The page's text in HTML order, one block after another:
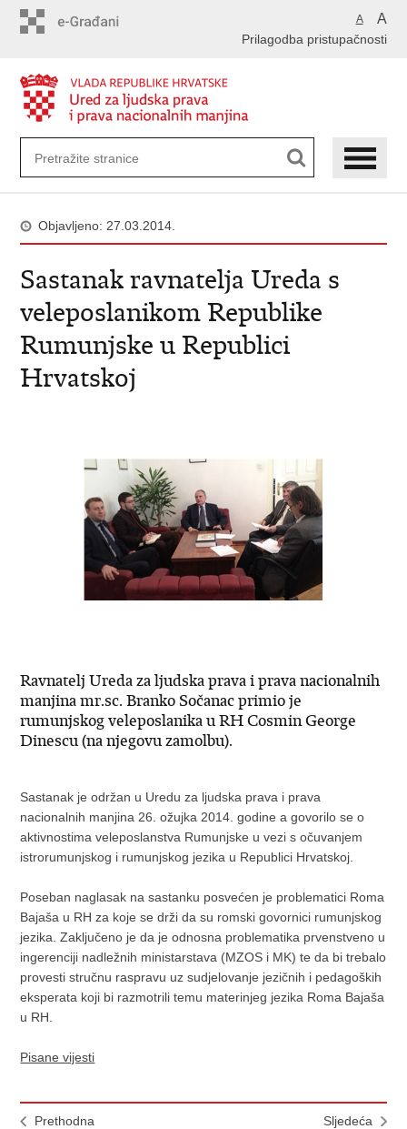
A A
Prilagodba pristupačnosti
Objavljeno: 27.03.2014.
Sastanak ravnatelja Ureda s
veleposlanikom Republike
Rumunjske u Republici
Hrvatskoj
Ravnatelj Ureda za ljudska prava i prava nacionalnih
manjina mr.sc. Branko Sočanac primio je
rumunjskog veleposlanika u RH Cosmin George
Dinescu (na njegovu zamolbu).
Sastanak je održan u Uredu za ljudska prava i prava
nacionalnih manjina 26. ožujka 2014. godine a govorilo se o
aktivnostima veleposlanstva Rumunjske u vezi s očuvanjem
istrorumunjskog i rumunjskog jezika u Republici Hrvatskoj.
Poseban naglasak na sastanku posvećen je problematici Roma
Bajaša u RH za koje se drži da su romski govornici rumunjskog
jezika. Zaključeno je da je odnosna problematika prvenstveno u
ingerenciji nadležnih ministarstava (MZOS i MK) te da bi trebalo
provesti stručnu raspravu uz sudjelovanje jezičnih i pedagoških
eksperata koji bi razmotrili temu materinjeg jezika Roma Bajaša
u RH.
Pisane vijesti
Prethodna
Sljedeća